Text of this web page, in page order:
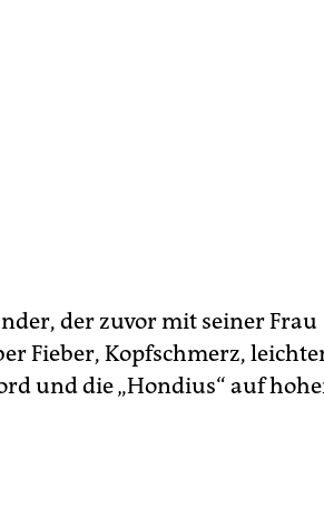
der zuvor mit seiner Frau
Fieber, Kopfschmerz,
und die „Hondius“ auf